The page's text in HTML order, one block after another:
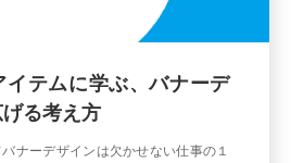
イテムに学ぶ、バナーデ
る考え方
ナーデザインは欠かせない仕事の１